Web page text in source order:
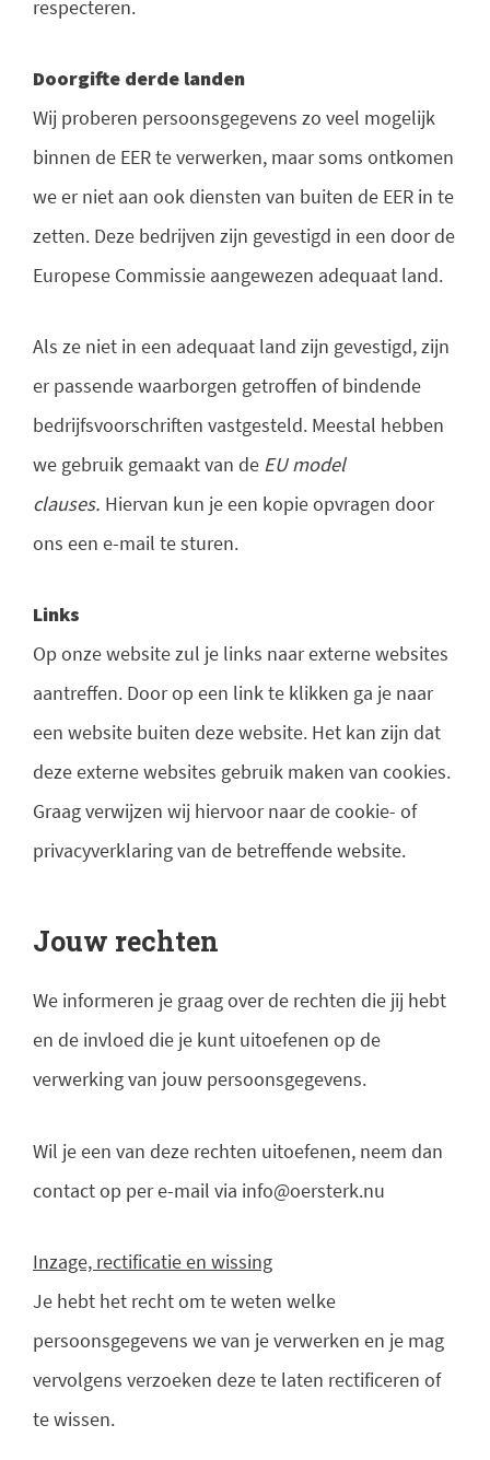
respecteren.
Doorgifte derde landen
Wij proberen persoonsgegevens zo veel mogelijk
binnen de EER te verwerken, maar soms ontkomen
we er niet aan ook diensten van buiten de EER in te
zetten. Deze bedrijven zijn gevestigd in een door de
Europese Commissie aangewezen adequaat land.
Als ze niet in een adequaat land zijn gevestigd, zijn
er passende waarborgen getroffen of bindende
bedrijfsvoorschriften vastgesteld. Meestal hebben
we gebruik gemaakt van de EU model
clauses. Hiervan kun je een kopie opvragen door
ons een e-mail te sturen.
Links
Op onze website zul je links naar externe websites
aantreffen. Door op een link te klikken ga je naar
een website buiten deze website. Het kan zijn dat
deze externe websites gebruik maken van cookies.
Graag verwijzen wij hiervoor naar de cookie- of
privacyverklaring van de betreffende website.
Jouw rechten
We informeren je graag over de rechten die jij hebt
en de invloed die je kunt uitoefenen op de
verwerking van jouw persoonsgegevens.
Wil je een van deze rechten uitoefenen, neem dan
contact op per e-mail via info@oersterk.nu
Inzage, rectificatie en wissing
Je hebt het recht om te weten welke
persoonsgegevens we van je verwerken en je mag
vervolgens verzoeken deze te laten rectificeren of
te wissen.